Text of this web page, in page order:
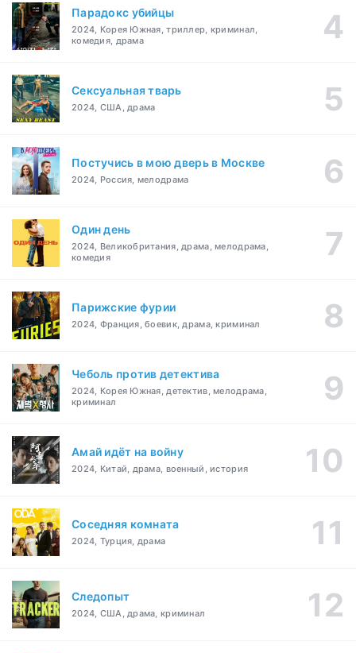
Парадокс убийцы
2024, Корея Южная, триллер, криминал,
комедия, драма
Сексуальная тварь
2024, США, драма
Постучись в мою дверь в Москве
2024, Россия, мелодрама
Один день
2024, Великобритания, драма, мелодрама,
комедия
Парижские фурии
2024, Франция, боевик, драма, криминал
Чеболь против детектива
2024, Корея Южная, детектив, мелодрама,
криминал
Амай идёт на войну
2024, Китай, драма, военный, история
Соседняя комната
2024, Турция, драма
Следопыт
2024, США, драма, криминал